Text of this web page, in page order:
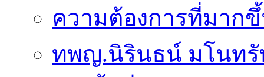
ความต้องการที่มาก
ทพญ.นิรินธน์ มโนท